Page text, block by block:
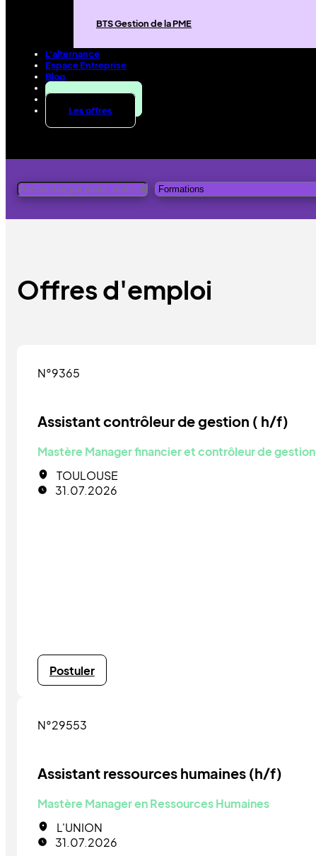
BTS Gestion de la PME
L'alternance
Espace Entreprise
Blog
Contact
Les offres
Offres d'emploi
N°9365
Assistant contrôleur de gestion ( h/f)
Mastère Manager financier et contrôleur de gestion
TOULOUSE
31.07.2026
Postuler
N°29553
Assistant ressources humaines (h/f)
Mastère Manager en Ressources Humaines
L'UNION
31.07.2026